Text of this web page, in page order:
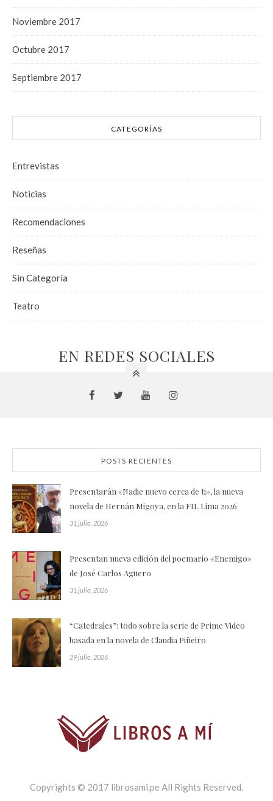
Noviembre 2017
Octubre 2017
Septiembre 2017
CATEGORÍAS
Entrevistas
Noticias
Recomendaciones
Reseñas
Sin Categoría
Teatro
EN REDES SOCIALES
POSTS RECIENTES
Presentarán «Nadie nuevo cerca de ti», la nueva
novela de Hernán Migoya, en la FIL Lima 2026
31 julio, 2026
Presentan nueva edición del poemario «Enemigo»
de José Carlos Agüero
31 julio, 2026
“Catedrales”: todo sobre la serie de Prime Video
basada en la novela de Claudia Piñeiro
29 julio, 2026
Copyrights © 2017 librosami.pe All Rights Reserved.